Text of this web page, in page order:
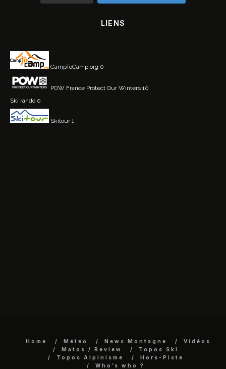
LIENS
CampToCamp.org 0
POW France Protect Our Winters 10
Ski rando 0
Skitour1
Home Météo News Montagne
Vidéos
Matos / Review
Topos Ski
Topos Alpinisme
Hors-Piste
Who’s who ?